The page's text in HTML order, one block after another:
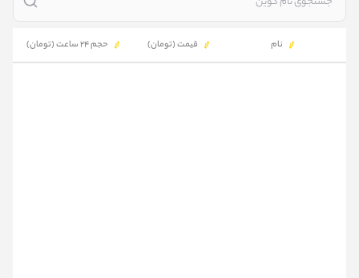
نام قیمت (تومان) حجم 24 ساعت (تومان)